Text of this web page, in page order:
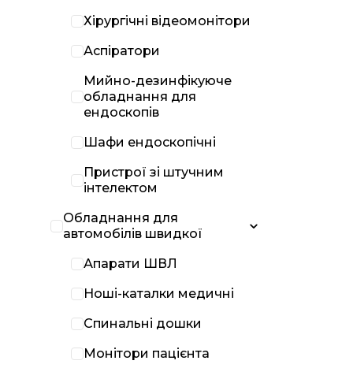
Хірургічні відеомонітори
Аспіратори
Мийно-дезинфікуюче
обладнання для
ендоскопів
Шафи ендоскопічні
Пристрої зі штучним
інтелектом
Обладнання для
автомобілів швидкої
Апарати ШВЛ
Ноші-каталки медичні
Спинальні дошки
Монітори пацієнта